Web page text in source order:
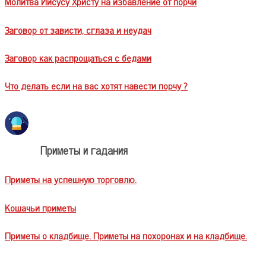
Заговор от зависти, сглаза и неудач
Заговор как распрощаться с бедами
Что делать если на вас хотят навести порчу ?
Приметы и гадания
Приметы на успешную торговлю.
Кошачьи приметы
Приметы о кладбище. Приметы на похоронах и на кладбище.